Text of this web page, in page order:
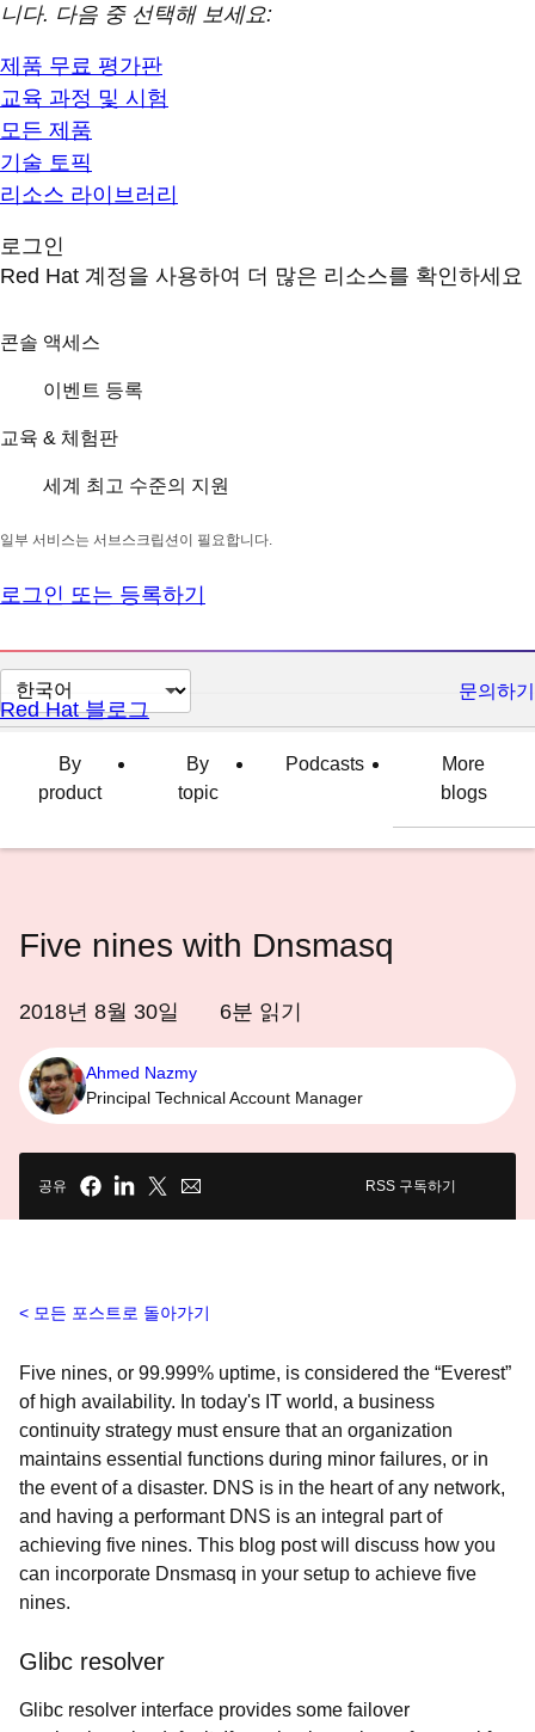
니다. 다음 중 선택해 보세요:
제품 무료 평가판
교육 과정 및 시험
모든 제품
기술 토픽
리소스 라이브러리
로그인
Red Hat 계정을 사용하여 더 많은 리소스를 확인하세요
콘솔 액세스
이벤트 등록
교육 & 체험판
세계 최고 수준의 지원
일부 서비스는 서브스크립션이 필요합니다.
로그인 또는 등록하기
페
이
변
문의하기
Red Hat 블로그
By
product
By
topic
Podcasts
More
blogs
Five nines with Dnsmasq
2018년 8월 30일 6분 읽기
Ahmed Nazmy
Principal Technical Account Manager
공유 RSS 구독하기
모든 포스트로 돌아가기
Five nines, or 99.999% uptime, is considered the “Everest”
of high availability. In today's IT world, a business
continuity strategy must ensure that an organization
maintains essential functions during minor failures, or in
the event of a disaster. DNS is in the heart of any network,
and having a performant DNS is an integral part of
achieving five nines. This blog post will discuss how you
can incorporate Dnsmasq in your setup to achieve five
nines.
Glibc resolver
Glibc resolver interface provides some failover